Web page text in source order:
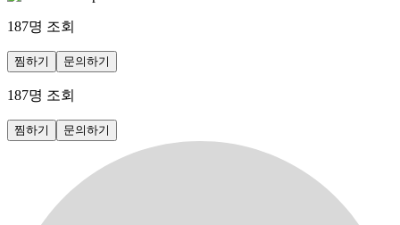
187명 조회
찜하기 문의하기
187명 조회
찜하기 문의하기